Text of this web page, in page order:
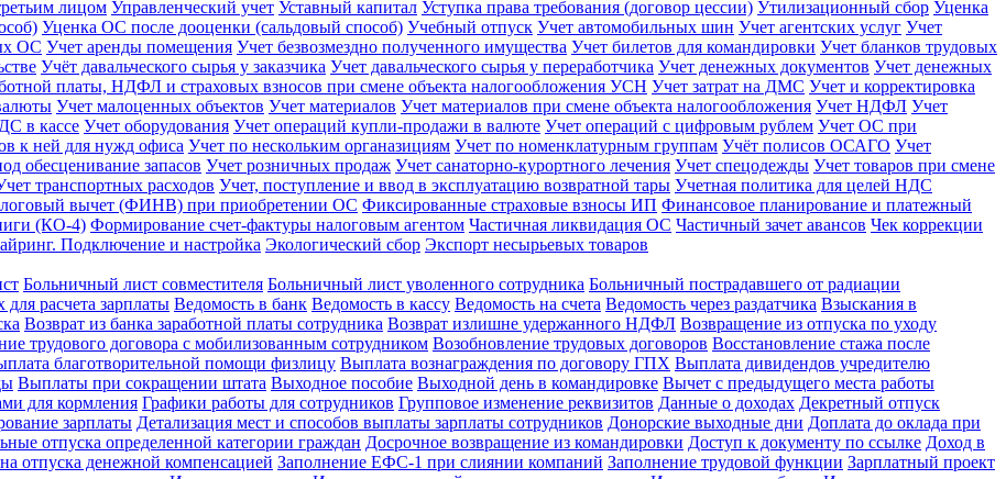
лицом Управленческий учет Уставный капитал Уступка права требования (договор цессии) Утилизационный сбор Уценка
Уценка ОС после дооценки (сальдовый способ) Учебный отпуск Учет автомобильных шин Учет агентских услуг Учет
ОС Учет аренды помещения Учет безвозмездно полученного имущества Учет билетов для командировки Учет бланков трудовых
Учёт давальческого сырья у заказчика Учет давальческого сырья у переработчика Учет денежных документов Учет денежных
платы, НДФЛ и страховых взносов при смене объекта налогообложения УСН Учет затрат на ДМС Учет и корректировка
Учет малоценных объектов Учет материалов Учет материалов при смене объекта налогообложения Учет НДФЛ Учет
в кассе Учет оборудования Учет операций купли-продажи в валюте Учет операций с цифровым рублем Учет ОС при
к ней для нужд офиса Учет по нескольким органазициям Учет по номенклатурным группам Учёт полисов ОСАГО Учет
обесценивание запасов Учет розничных продаж Учет санаторно-курортного лечения Учет спецодежды Учет товаров при смене
транспортных расходов Учет, поступление и ввод в эксплуатацию возвратной тары Учетная политика для целей НДС
вычет (ФИНВ) при приобретении ОС Фиксированные страховые взносы ИП Финансовое планирование и платежный
(КО-4) Формирование счет-фактуры налоговым агентом Частичная ликвидация ОС Частичный зачет авансов Чек коррекции
Подключение и настройка Экологический сбор Экспорт несырьевых товаров
Больничный лист совместителя Больничный лист уволенного сотрудника Больничный пострадавшего от радиации
расчета зарплаты Ведомость в банк Ведомость в кассу Ведомость на счета Ведомость через раздатчика Взыскания в
Возврат из банка заработной платы сотрудника Возврат излишне удержанного НДФЛ Возвращение из отпуска по уходу
трудового договора с мобилизованным сотрудником Возобновление трудовых договоров Восстановление стажа после
благотворительной помощи физлицу Выплата вознаграждения по договору ГПХ Выплата дивидендов учредителю
Выплаты при сокращении штата Выходное пособие Выходной день в командировке Вычет с предыдущего места работы
для кормления Графики работы для сотрудников Групповое изменение реквизитов Данные о доходах Декретный отпуск
зарплаты Детализация мест и способов выплаты зарплаты сотрудников Донорские выходные дни Доплата до оклада при
отпуска определенной категории граждан Досрочное возвращение из командировки Доступ к документу по ссылке Доход в
отпуска денежной компенсацией Заполнение ЕФС-1 при слиянии компаний Заполнение трудовой функции Зарплатный проект